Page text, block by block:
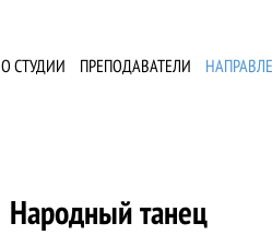
О СТУДИИ ПРЕПОДАВАТЕЛИ
Народный танец